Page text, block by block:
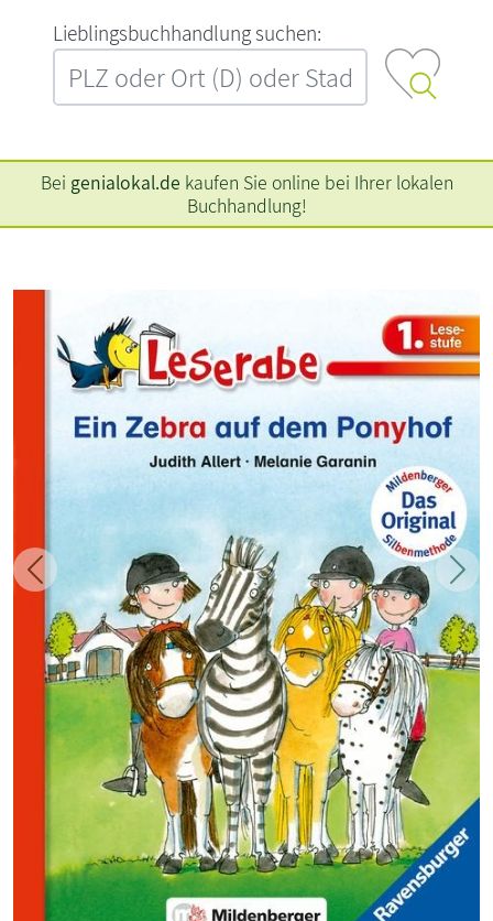
L‍i‍e‍b‍l‍i‍n‍g‍s‍b‍u‍c‍h‍h‍a‍n‍d‍l‍u‍n‍g‍ ‍s‍u‍c‍h‍e‍n‍:‍
Bei genialokal.de kaufen Sie online bei Ihrer lokalen
Buchhandlung!
Zurück